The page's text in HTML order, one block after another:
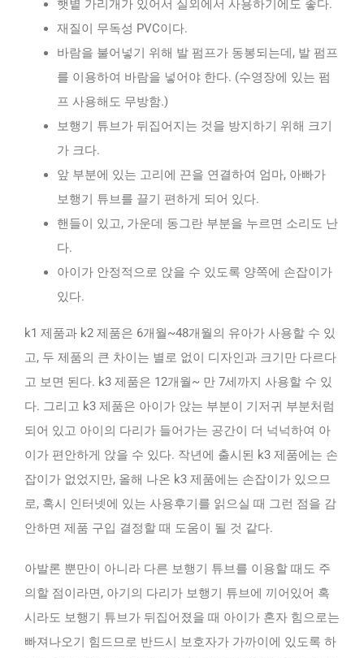
햇볕 가리개가 있어서 실외에서 사용하기에도 좋다.
재질이 무독성 PVC이다.
바람을 불어넣기 위해 발 펌프가 동봉되는데, 발 펌프
를 이용하여 바람을 넣어야 한다. (수영장에 있는 펌
프 사용해도 무방함.)
보행기 튜브가 뒤집어지는 것을 방지하기 위해 크기
가 크다.
앞 부분에 있는 고리에 끈을 연결하여 엄마, 아빠가
보행기 튜브를 끌기 편하게 되어 있다.
핸들이 있고, 가운데 동그란 부분을 누르면 소리도 난
다.
아이가 안정적으로 앉을 수 있도록 양쪽에 손잡이가
있다.
k1 제품과 k2 제품은 6개월~48개월의 유아가 사용할 수 있
고, 두 제품의 큰 차이는 별로 없이 디자인과 크기만 다르다
고 보면 된다. k3 제품은 12개월~ 만 7세까지 사용할 수 있
다. 그리고 k3 제품은 아이가 앉는 부분이 기저귀 부분처럼
되어 있고 아이의 다리가 들어가는 공간이 더 넉넉하여 아
이가 편안하게 앉을 수 있다. 작년에 출시된 k3 제품에는 손
잡이가 없었지만, 올해 나온 k3 제품에는 손잡이가 있으므
로, 혹시 인터넷에 있는 사용후기를 읽으실 때 그런 점을 감
안하면 제품 구입 결정할 때 도움이 될 것 같다.
아발론 뿐만이 아니라 다른 보행기 튜브를 이용할 때도 주
의할 점이라면, 아기의 다리가 보행기 튜브에 끼어있어 혹
시라도 보행기 튜브가 뒤집어졌을 때 아이가 혼자 힘으로는
빠져나오기 힘드므로 반드시 보호자가 가까이에 있도록 하